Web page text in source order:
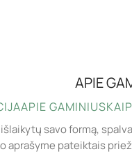
APIE
APIE GAMINIUS
savo formą,
aprašyme pateiktais